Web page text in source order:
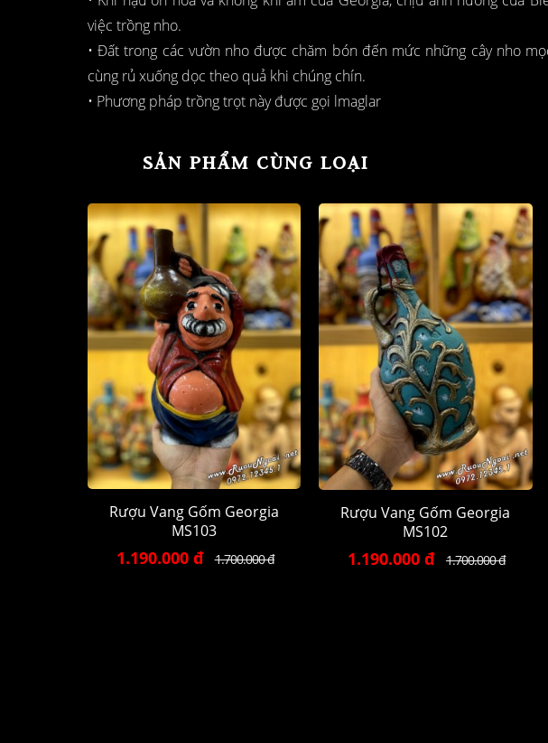
việc trồng nho.
• Đất trong các vườn nho được chăm bón đến mức những cây nho
cùng rủ xuống dọc theo quả khi chúng chín.
• Phương pháp trồng trọt này được gọi lmaglar
SẢN PHẨM CÙNG LOẠI
Rượu Vang Gốm Georgia
MS103
1.190.000 đ 1.700.000 đ
Rượu Vang Gốm Georgia
MS102
1.190.000 đ 1.700.000 đ